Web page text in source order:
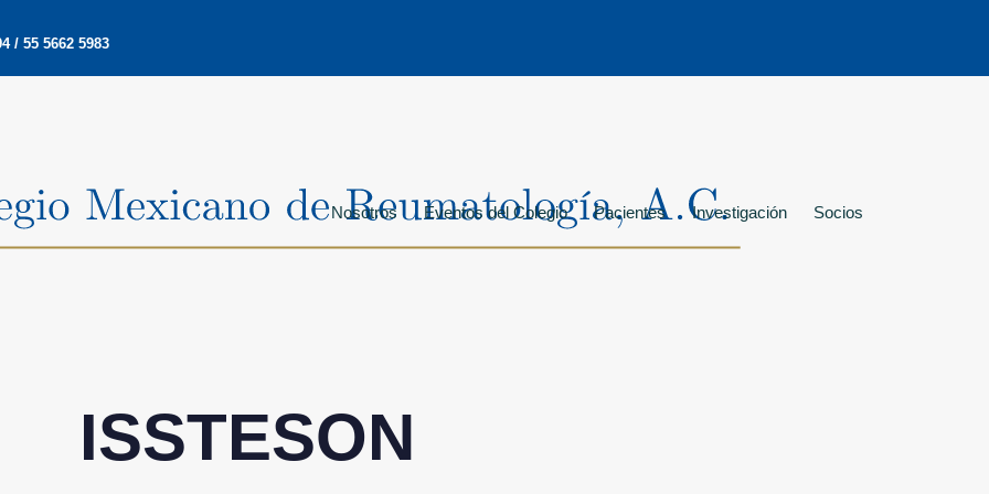
/ 55 5662 5983
Nosotros Eventos del Colegio Pacientes Investigación Socios
ISSTESON